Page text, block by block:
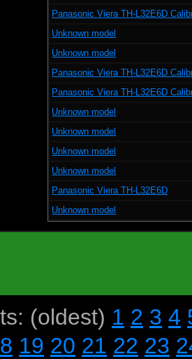
Panasonic Viera TH-L32E6D
Unknown model
Unknown model
Panasonic Viera TH-L32E6D
Panasonic Viera TH-L32E6D
Unknown model
Unknown model
Unknown model
Unknown model
Panasonic Viera TH-L32E6D
Unknown model
(oldest) 1 2 3 4
19 20 21 22 23